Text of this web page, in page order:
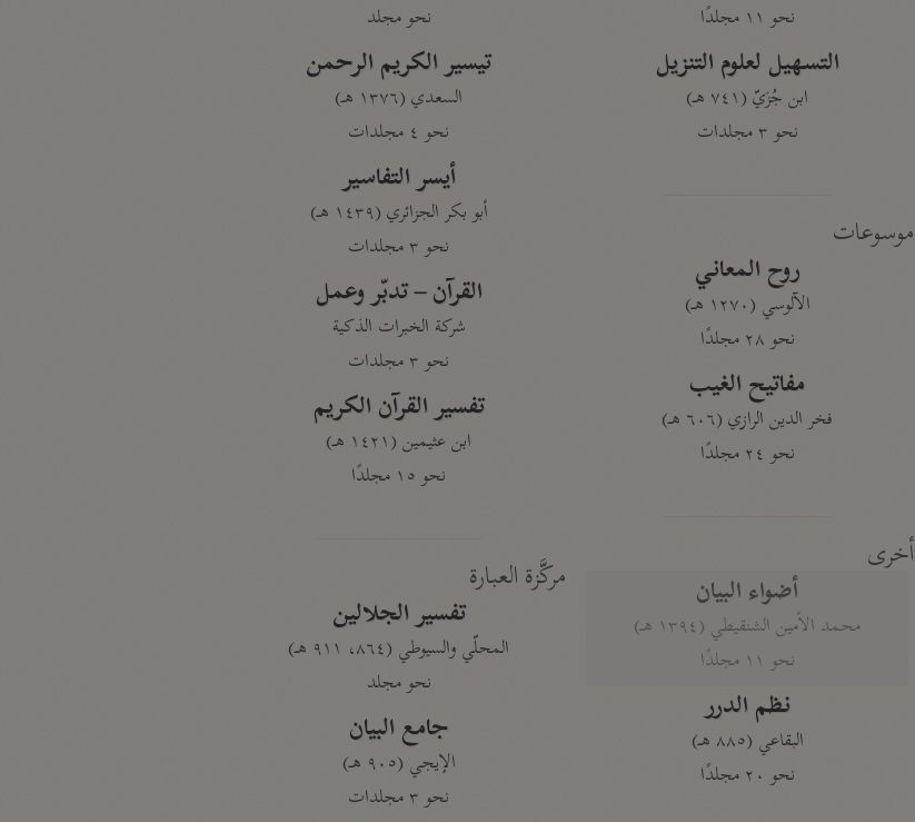
نحو ١١ مجلدًا
التسهيل لعلوم التنزيل
ابن جُزَيّ (٧٤١ هـ)
نحو ٣ مجلدات
موسوعات
روح المعاني
الآلوسي (١٢٧٠ هـ)
نحو ٢٨ مجلدًا
مفاتيح الغيب
فخر الدين الرازي (٦٠٦ هـ)
نحو ٢٤ مجلدًا
أخرى
أضواء البيان
محمد الأمين الشنقيطي (١٣٩٤ هـ)
نحو ١١ مجلدًا
نظم الدرر
البقاعي (٨٨٥ هـ)
نحو ٢٠ مجلدًا
نحو مجلد
تيسير الكريم الرحمن
السعدي (١٣٧٦ هـ)
نحو ٤ مجلدات
أيسر التفاسير
أبو بكر الجزائري (١٤٣٩ هـ)
نحو ٣ مجلدات
القرآن – تدبّر وعمل
شركة الخبرات الذكية
نحو ٣ مجلدات
تفسير القرآن الكريم
ابن عثيمين (١٤٢١ هـ)
نحو ١٥ مجلدًا
مركَّزة العبارة
تفسير الجلالين
المحلّي والسيوطي (٨٦٤، ٩١١ هـ)
نحو مجلد
جامع البيان
الإيجي (٩٠٥ هـ)
نحو ٣ مجلدات